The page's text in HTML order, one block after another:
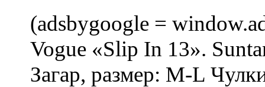
(adsbygoogle =
Vogue «Slip In 13».
Загар, размер: M-L